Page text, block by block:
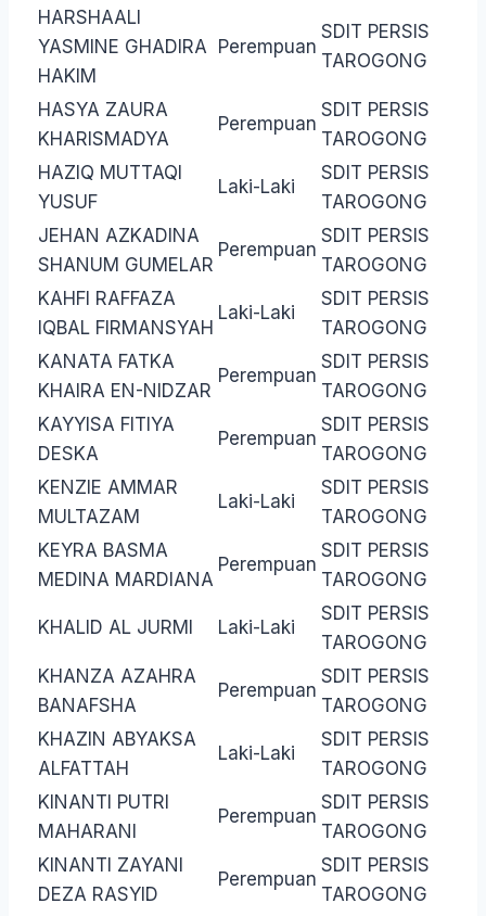
HARSHAALI
YASMINE GHADIRA
HAKIM
Perempuan
SDIT PERSIS
TAROGONG
HASYA ZAURA
KHARISMADYA
Perempuan
SDIT PERSIS
TAROGONG
HAZIQ MUTTAQI
YUSUF
Laki-Laki
SDIT PERSIS
TAROGONG
JEHAN AZKADINA
SHANUM GUMELAR
Perempuan
SDIT PERSIS
TAROGONG
KAHFI RAFFAZA
IQBAL FIRMANSYAH
Laki-Laki
SDIT PERSIS
TAROGONG
KANATA FATKA
KHAIRA EN-NIDZAR
Perempuan
SDIT PERSIS
TAROGONG
KAYYISA FITIYA
DESKA
Perempuan
SDIT PERSIS
TAROGONG
KENZIE AMMAR
MULTAZAM
Laki-Laki
SDIT PERSIS
TAROGONG
KEYRA BASMA
MEDINA MARDIANA
Perempuan
SDIT PERSIS
TAROGONG
KHALID AL JURMI Laki-Laki
SDIT PERSIS
TAROGONG
KHANZA AZAHRA
BANAFSHA
Perempuan
SDIT PERSIS
TAROGONG
KHAZIN ABYAKSA
ALFATTAH
Laki-Laki
SDIT PERSIS
TAROGONG
KINANTI PUTRI
MAHARANI
Perempuan
SDIT PERSIS
TAROGONG
KINANTI ZAYANI
DEZA RASYID
Perempuan
SDIT PERSIS
TAROGONG